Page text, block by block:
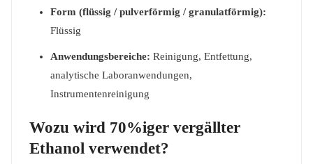
Form (flüssig / pulverförmig / granulatförmig):
Flüssig
Anwendungsbereiche: Reinigung, Entfettung,
analytische Laboranwendungen,
Instrumentenreinigung
Wozu wird 70%iger vergällter
Ethanol verwendet?